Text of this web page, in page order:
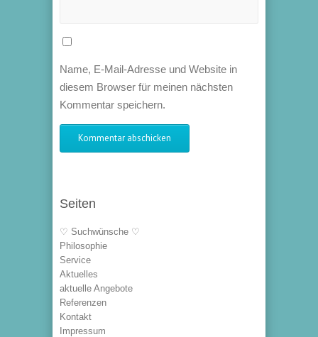
Name, E-Mail-Adresse und Website in
diesem Browser für meinen nächsten
Kommentar speichern.
Seiten
♡ Suchwünsche ♡
Philosophie
Service
Aktuelles
aktuelle Angebote
Referenzen
Kontakt
Impressum